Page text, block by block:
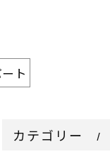
ト
カテゴリー